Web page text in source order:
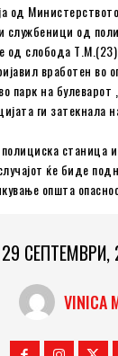
од
службеници од
од слобода
вработен во
парк на булеварот
ги затекнала
станица
ќе биде
општа
29 СЕПТЕМВРИ,
VINICA